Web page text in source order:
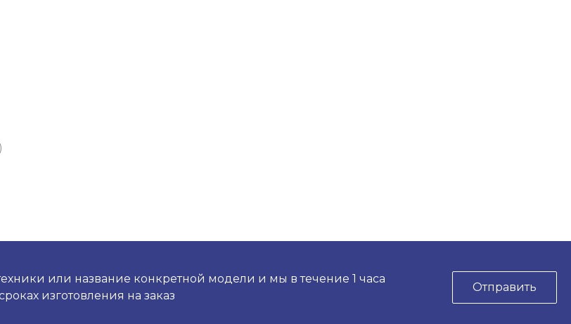
или название конкретной модели и мы в течение 1 часа
изготовления на заказ
Отправить